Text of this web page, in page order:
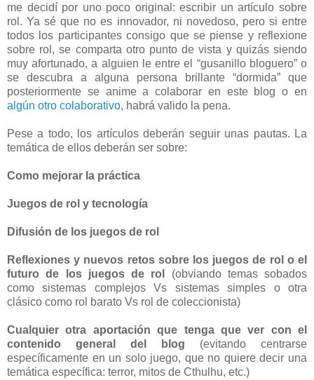
me decidí por uno poco original: escribir un artículo sobre
rol. Ya sé que no es innovador, ni novedoso, pero si entre
todos los participantes consigo que se piense y reflexione
sobre rol, se comparta otro punto de vista y quizás siendo
muy afortunado, a alguien le entre el “gusanillo bloguero” o
se descubra a alguna persona brillante “dormida” que
posteriormente se anime a colaborar en este blog o en
algún otro colaborativo, habrá valido la pena.
Pese a todo, los artículos deberán seguir unas pautas. La
temática de ellos deberán ser sobre:
Como mejorar la práctica
Juegos de rol y tecnología
Difusión de los juegos de rol
Reflexiones y nuevos retos sobre los juegos de rol o el
futuro de los juegos de rol
(obviando temas sobados
como sistemas complejos Vs sistemas simples o otra
clásico como rol barato Vs rol de coleccionista)
Cualquier otra aportación que tenga que ver con el
contenido general del blog (evitando centrarse
específicamente en un solo juego, que no quiere decir una
temática específica: terror, mitos de Cthulhu, etc.)